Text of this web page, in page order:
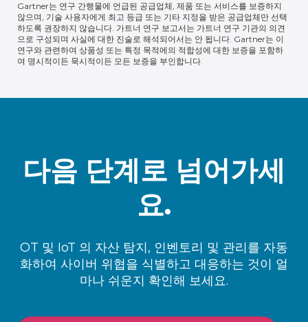
Gartner는 연구 간행물에 언급된 공급업체, 제품 또는 서비스를 보증하지
않으며, 기술 사용자에게 최고 등급 또는 기타 지정을 받은 공급업체만 선택
하도록 권장하지 않습니다. 가트너 연구 보고서는 가트너 연구 기관의 의견
으로 구성되며 사실에 대한 진술로 해석되어서는 안 됩니다. Gartner는 이
연구와 관련하여 상품성 또는 특정 목적에의 적합성에 대한 보증을 포함하
여 명시적이든 묵시적이든 모든 보증을 부인합니다.
다음 단계로 넘어가세
요.
OT 및 IoT 의 자산 탐지, 인벤토리 및 관리를 자동
화하여 사이버 위협을 식별하고 대응하는 것이 얼
마나 쉬운지 확인해 보세요.